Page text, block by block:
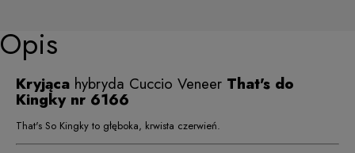
Opis
Kryjąca hybryda Cuccio Veneer That's do
Kingky nr 6166
That's So Kingky to głęboka, krwista czerwień.